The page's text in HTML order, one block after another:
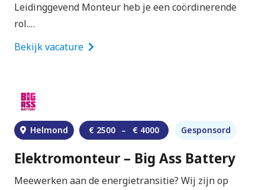
Leidinggevend Monteur heb je een coördinerende
rol.…
Bekijk vacature
Helmond € 2500 – € 4000 Gesponsord
Elektromonteur – Big Ass Battery
Meewerken aan de energietransitie? Wij zijn op